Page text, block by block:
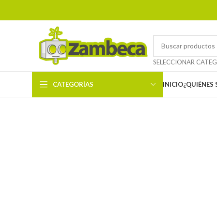
CATEGORÍAS INICIO¿QUIÉNES